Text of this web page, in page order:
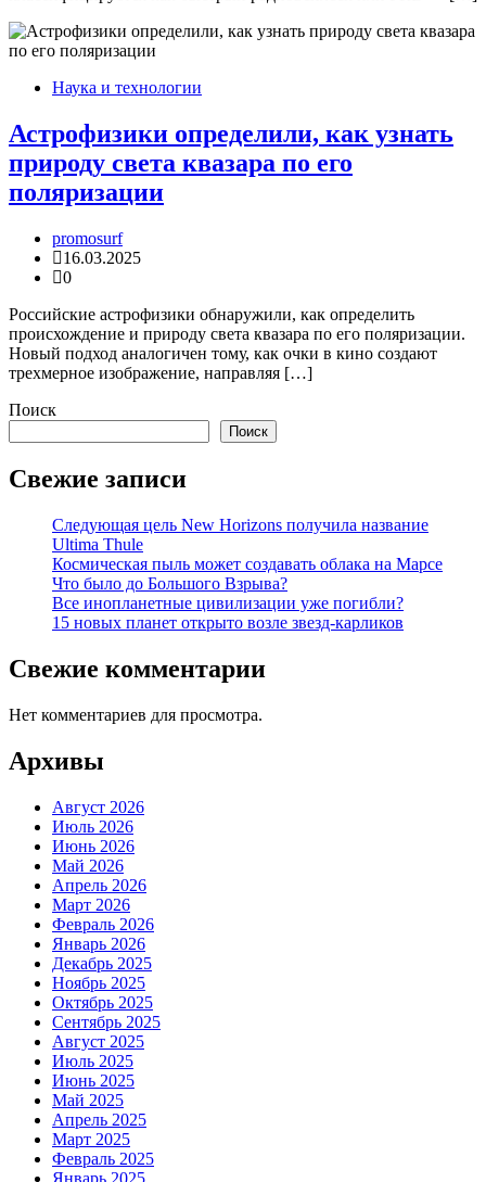
Наука и технологии
Астрофизики определили, как узнать
природу света квазара по его
поляризации
promosurf
16.03.2025
0
Российские астрофизики обнаружили, как определить
происхождение и природу света квазара по его поляризации.
Новый подход аналогичен тому, как очки в кино создают
трехмерное изображение, направляя […]
Поиск
Поиск
Свежие записи
Следующая цель New Horizons получила название
Ultima Thule
Космическая пыль может создавать облака на Марсе
Что было до Большого Взрыва?
Все инопланетные цивилизации уже погибли?
15 новых планет открыто возле звезд-карликов
Свежие комментарии
Нет комментариев для просмотра.
Архивы
Август 2026
Июль 2026
Июнь 2026
Май 2026
Апрель 2026
Март 2026
Февраль 2026
Январь 2026
Декабрь 2025
Ноябрь 2025
Октябрь 2025
Сентябрь 2025
Август 2025
Июль 2025
Июнь 2025
Май 2025
Апрель 2025
Март 2025
Февраль 2025
Январь 2025